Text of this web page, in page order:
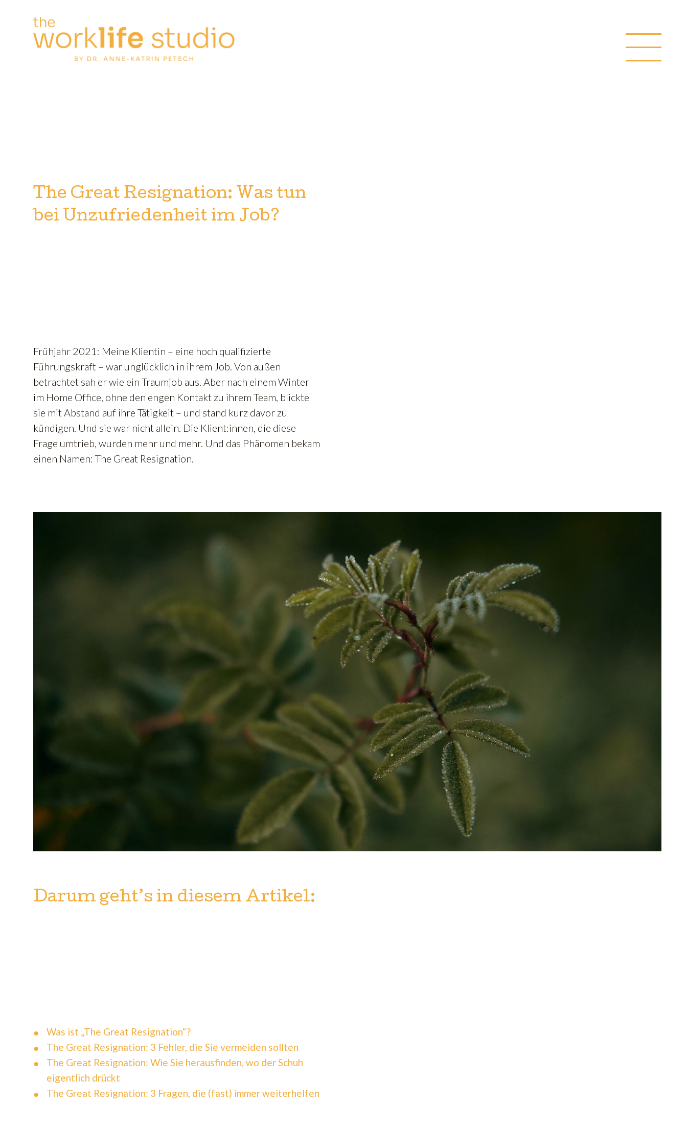
springen
The Great Resignation: Was tun
bei Unzufriedenheit im Job?
Frühjahr 2021: Meine Klientin – eine hoch qualifizierte
Führungskraft – war unglücklich in ihrem Job. Von außen
betrachtet sah er wie ein Traumjob aus. Aber nach einem Winter
im Home Office, ohne den engen Kontakt zu ihrem Team, blickte
sie mit Abstand auf ihre Tätigkeit – und stand kurz davor zu
kündigen. Und sie war nicht allein. Die Klient:innen, die diese
Frage umtrieb, wurden mehr und mehr. Und das Phänomen bekam
einen Namen: The Great Resignation.
Darum geht’s in diesem Artikel:
Was ist „The Great Resignation“?
The Great Resignation: 3 Fehler, die Sie vermeiden sollten
The Great Resignation: Wie Sie herausfinden, wo der Schuh
eigentlich drückt
The Great Resignation: 3 Fragen, die (fast) immer weiterhelfen